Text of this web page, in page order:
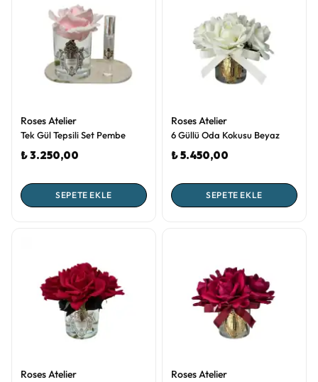
Roses Atelier
Tek Gül Tepsili Set Pembe
₺ 3.250,00
SEPETE EKLE
Roses Atelier
6 Güllü Oda Kokusu Beyaz
₺ 5.450,00
SEPETE EKLE
Roses Atelier Roses Atelier